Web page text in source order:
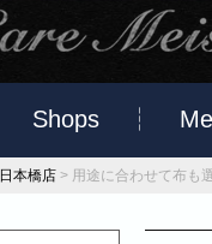
Shops
日本橋店 > 用途に合わせて布も